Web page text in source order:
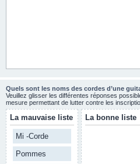
Quels sont les noms des cordes d’une
Veuillez glisser les différentes réponses
mesure permettant de lutter contre les
La mauvaise liste
Mi -Corde
Pommes
La bonne liste